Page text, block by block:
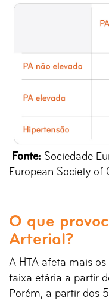
Fonte: Sociedade
European Society of
O que
Arterial?
A HTA afeta mais
faixa etária a partir
Porém, a partir dos